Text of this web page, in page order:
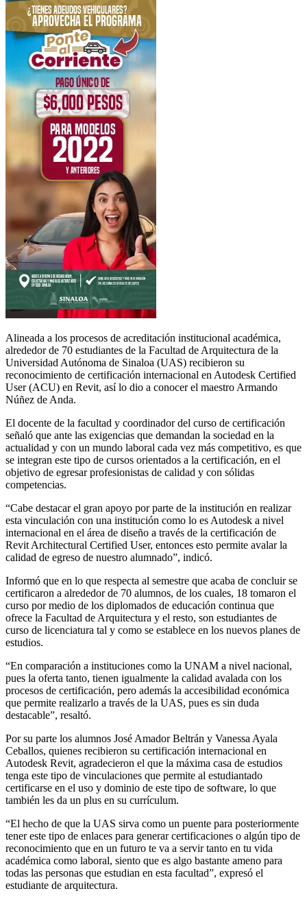
Alineada a los procesos de acreditación institucional académica,
alrededor de 70 estudiantes de la Facultad de Arquitectura de la
Universidad Autónoma de Sinaloa (UAS) recibieron su
reconocimiento de certificación internacional en Autodesk Certified
User (ACU) en Revit, así lo dio a conocer el maestro Armando
Núñez de Anda.
El docente de la facultad y coordinador del curso de certificación
señaló que ante las exigencias que demandan la sociedad en la
actualidad y con un mundo laboral cada vez más competitivo, es que
se integran este tipo de cursos orientados a la certificación, en el
objetivo de egresar profesionistas de calidad y con sólidas
competencias.
“Cabe destacar el gran apoyo por parte de la institución en realizar
esta vinculación con una institución como lo es Autodesk a nivel
internacional en el área de diseño a través de la certificación de
Revit Architectural Certified User, entonces esto permite avalar la
calidad de egreso de nuestro alumnado”, indicó.
Informó que en lo que respecta al semestre que acaba de concluir se
certificaron a alrededor de 70 alumnos, de los cuales, 18 tomaron el
curso por medio de los diplomados de educación continua que
ofrece la Facultad de Arquitectura y el resto, son estudiantes de
curso de licenciatura tal y como se establece en los nuevos planes de
estudios.
“En comparación a instituciones como la UNAM a nivel nacional,
pues la oferta tanto, tienen igualmente la calidad avalada con los
procesos de certificación, pero además la accesibilidad económica
que permite realizarlo a través de la UAS, pues es sin duda
destacable”, resaltó.
Por su parte los alumnos José Amador Beltrán y Vanessa Ayala
Ceballos, quienes recibieron su certificación internacional en
Autodesk Revit, agradecieron el que la máxima casa de estudios
tenga este tipo de vinculaciones que permite al estudiantado
certificarse en el uso y dominio de este tipo de software, lo que
también les da un plus en su currículum.
“El hecho de que la UAS sirva como un puente para posteriormente
tener este tipo de enlaces para generar certificaciones o algún tipo de
reconocimiento que en un futuro te va a servir tanto en tu vida
académica como laboral, siento que es algo bastante ameno para
todas las personas que estudian en esta facultad”, expresó el
estudiante de arquitectura.